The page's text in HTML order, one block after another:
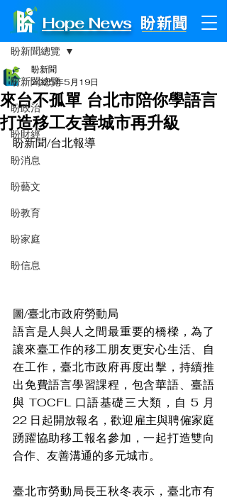
Hope News
文章
盼新聞總覽
盼政治
盼財經
盼消息
盼藝文
盼教育
盼家庭
盼信息
盼新聞總覽
來台不孤單 台北市陪你學語言
打造移工友善城市再升級
盼新聞
2025年5月19日
盼新聞/台北報導
圖/臺北市政府勞動局
語言是人與人之間最重要的橋樑，為了
讓來臺工作的移工朋友更安心生活、自
在工作，臺北市政府再度出擊，持續推
出免費語言學習課程，包含華語、臺語
與 TOCFL 口語基礎三大類，自 5 月
22 日起開放報名，歡迎雇主與聘僱家庭
踴躍協助移工報名參加，一起打造雙向
合作、友善溝通的多元城市。
臺北市勞動局長王秋冬表示，臺北市有